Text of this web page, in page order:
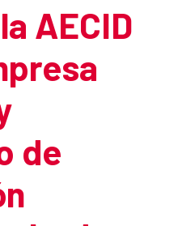
AECID
de